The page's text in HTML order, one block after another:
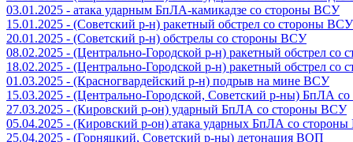
03.01.2025 - атака ударным БпЛА-камикадзе со стороны ВСУ
15.01.2025 - (Советский р-н) ракетный обстрел со стороны ВСУ
20.01.2025 - (Советский р-н) обстрелы со стороны ВСУ
08.02.2025 - (Центрально-Городской р-н) ракетный обстрел со
18.02.2025 - (Центрально-Городской р-н) ракетный обстрел со
01.03.2025 - (Красногвардейский р-н) подрыв на мине ВСУ
15.03.2025 - (Центрально-Городской, Советский р-ны) БпЛА
27.03.2025 - (Кировский р-он) ударный БпЛА со стороны ВСУ
05.04.2025 - (Кировский р-он) атака ударных БпЛА со
25.04.2025 - (Горняцкий, Советский р-ны) детонация ВОП